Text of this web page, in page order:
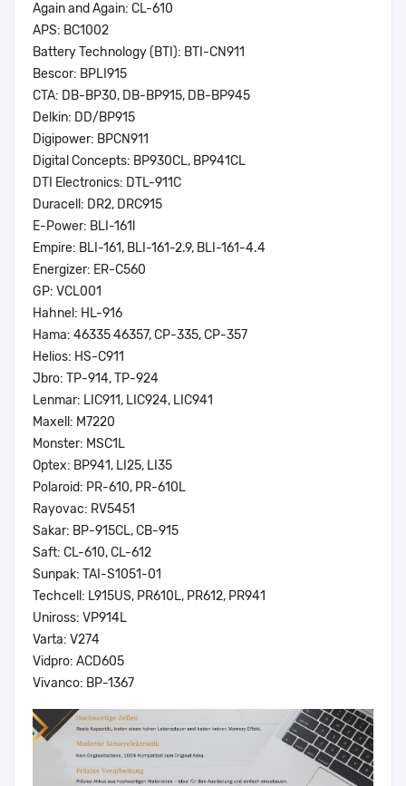
Again and Again: CL-610
APS: BC1002
Battery Technology (BTI): BTI-CN911
Bescor: BPLI915
CTA: DB-BP30, DB-BP915, DB-BP945
Delkin: DD/BP915
Digipower: BPCN911
Digital Concepts: BP930CL, BP941CL
DTI Electronics: DTL-911C
Duracell: DR2, DRC915
E-Power: BLI-161l
Empire: BLI-161, BLI-161-2.9, BLI-161-4.4
Energizer: ER-C560
GP: VCL001
Hahnel: HL-916
Hama: 46335 46357, CP-335, CP-357
Helios: HS-C911
Jbro: TP-914, TP-924
Lenmar: LIC911, LIC924, LIC941
Maxell: M7220
Monster: MSC1L
Optex: BP941, LI25, LI35
Polaroid: PR-610, PR-610L
Rayovac: RV5451
Sakar: BP-915CL, CB-915
Saft: CL-610, CL-612
Sunpak: TAI-S1051-01
Techcell: L915US, PR610L, PR612, PR941
Uniross: VP914L
Varta: V274
Vidpro: ACD605
Vivanco: BP-1367